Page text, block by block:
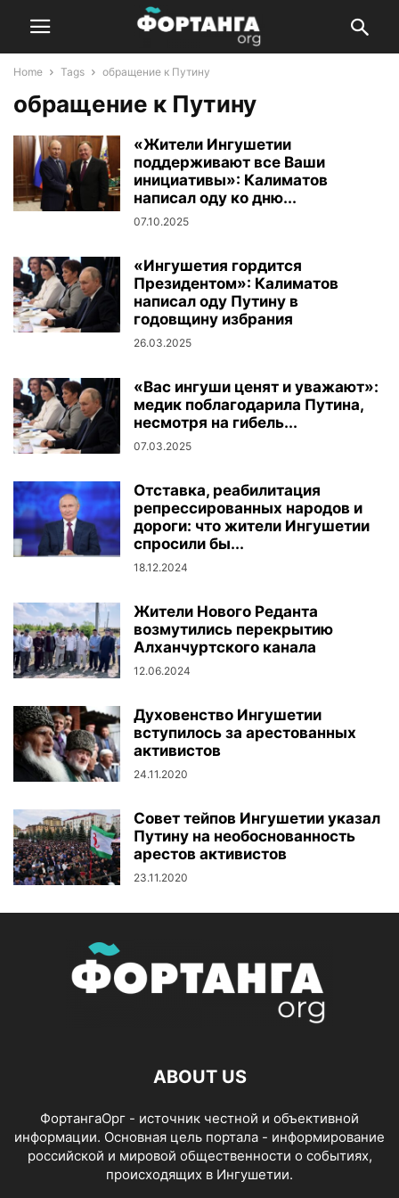
Home Tags обращение к Путину
обращение к Путину
«Жители Ингушетии
поддерживают все Ваши
инициативы»: Калиматов
написал оду ко дню...
07.10.2025
«Ингушетия гордится
Президентом»: Калиматов
написал оду Путину в
годовщину избрания
26.03.2025
«Вас ингуши ценят и уважают»:
медик поблагодарила Путина,
несмотря на гибель...
07.03.2025
Отставка, реабилитация
репрессированных народов и
дороги: что жители Ингушетии
спросили бы...
18.12.2024
Жители Нового Реданта
возмутились перекрытию
Алханчуртского канала
12.06.2024
Духовенство Ингушетии
вступилось за арестованных
активистов
24.11.2020
Совет тейпов Ингушетии указал
Путину на необоснованность
арестов активистов
23.11.2020
ABOUT US
ФортангаОрг - источник честной и объективной
информации. Основная цель портала - информирование
российской и мировой общественности о событиях,
происходящих в Ингушетии.